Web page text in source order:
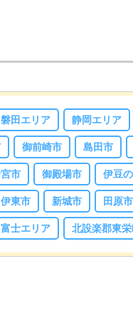
磐田エリア 静岡エリア
御前崎市 島田市
市 御殿場市 伊豆
伊東市 新城市 田原市
富士エリア 北設楽郡東